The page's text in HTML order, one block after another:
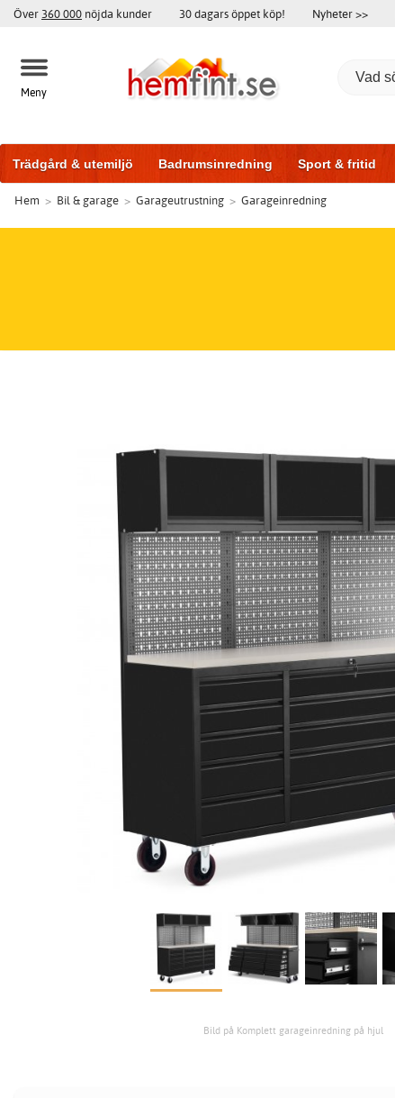
Över 360 000 nöjda kunder 30 dagars öppet köp! Nyheter >>
Meny
Trädgård & utemiljö Badrumsinredning Sport & fritid
Badrumsmöbler Träningsutrustning Garageportar
Hem > Bil & garage > Garageutrustning > Garageinredning
Bild på Komplett garageinredning på hjul